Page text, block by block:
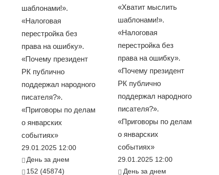
шаблонами!».
«Налоговая
перестройка без
права на ошибку».
«Почему президент
РК публично
поддержал народного
писателя?».
«Приговоры по делам
о январских
событиях»
29.01.2025 12:00
День за днем
152 (45874)
«Хватит мыслить
шаблонами!».
«Налоговая
перестройка без
права на ошибку».
«Почему президент
РК публично
поддержал народного
писателя?».
«Приговоры по делам
о январских
событиях»
29.01.2025 12:00
День за днем